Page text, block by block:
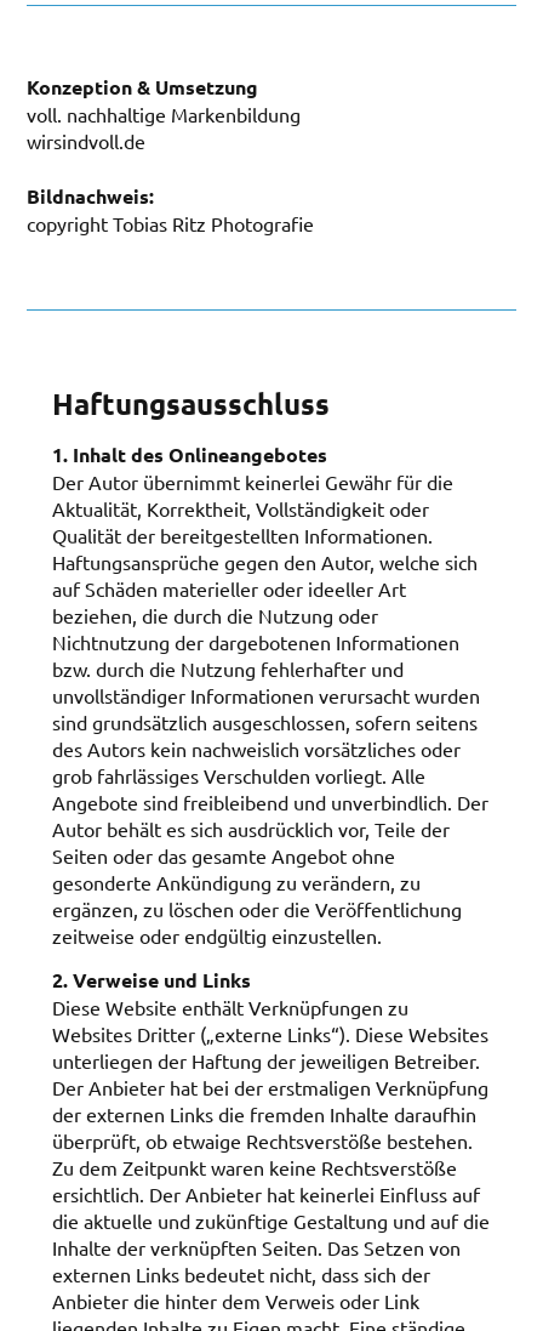
Haftungsausschluss
1. Inhalt des Onlineangebotes
Der Autor übernimmt keinerlei Gewähr für die
Aktualität, Korrektheit, Vollständigkeit oder
Qualität der bereitgestellten Informationen.
Haftungsansprüche gegen den Autor, welche sich
auf Schäden materieller oder ideeller Art
beziehen, die durch die Nutzung oder
Nichtnutzung der dargebotenen Informationen
bzw. durch die Nutzung fehlerhafter und
unvollständiger Informationen verursacht wurden
sind grundsätzlich ausgeschlossen, sofern seitens
des Autors kein nachweislich vorsätzliches oder
grob fahrlässiges Verschulden vorliegt. Alle
Angebote sind freibleibend und unverbindlich. Der
Autor behält es sich ausdrücklich vor, Teile der
Seiten oder das gesamte Angebot ohne
gesonderte Ankündigung zu verändern, zu
ergänzen, zu löschen oder die Veröffentlichung
zeitweise oder endgültig einzustellen.
2. Verweise und Links
Diese Website enthält Verknüpfungen zu
Websites Dritter („externe Links“). Diese Websites
unterliegen der Haftung der jeweiligen Betreiber.
Der Anbieter hat bei der erstmaligen Verknüpfung
der externen Links die fremden Inhalte daraufhin
überprüft, ob etwaige Rechtsverstöße bestehen.
Zu dem Zeitpunkt waren keine Rechtsverstöße
ersichtlich. Der Anbieter hat keinerlei Einfluss auf
die aktuelle und zukünftige Gestaltung und auf die
Inhalte der verknüpften Seiten. Das Setzen von
externen Links bedeutet nicht, dass sich der
Anbieter die hinter dem Verweis oder Link
Konzeption & Umsetzung
voll. nachhaltige Markenbildung
wirsindvoll.de
Bildnachweis:
copyrightTobias Ritz Photografie